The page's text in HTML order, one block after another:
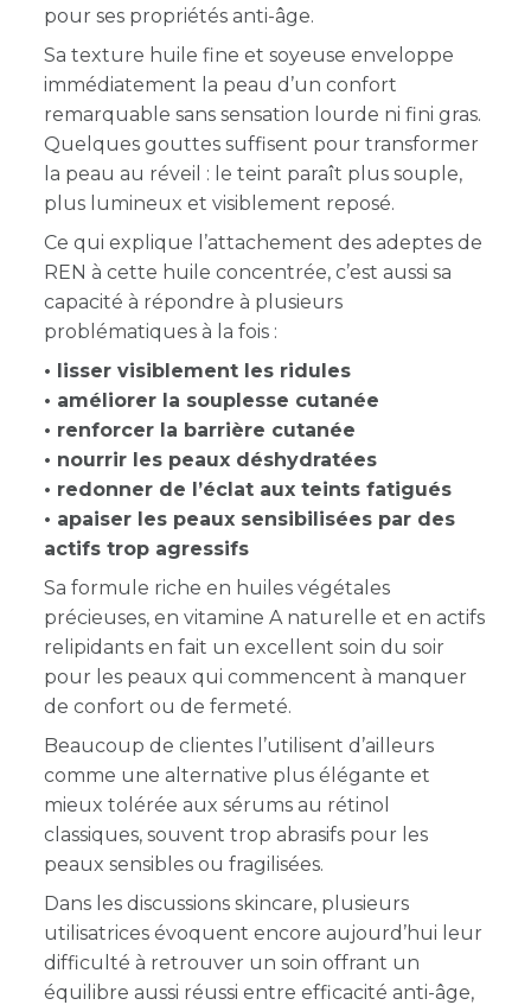
pour ses propriétés anti-âge.
Sa texture huile fine et soyeuse enveloppe
immédiatement la peau d’un confort
remarquable sans sensation lourde ni fini gras.
Quelques gouttes suffisent pour transformer
la peau au réveil : le teint paraît plus souple,
plus lumineux et visiblement reposé.
Ce qui explique l’attachement des adeptes de
REN à cette huile concentrée, c’est aussi sa
capacité à répondre à plusieurs
problématiques à la fois :
• lisser visiblement les ridules
• améliorer la souplesse cutanée
• renforcer la barrière cutanée
• nourrir les peaux déshydratées
• redonner de l’éclat aux teints fatigués
• apaiser les peaux sensibilisées par des
actifs trop agressifs
Sa formule riche en huiles végétales
précieuses, en vitamine A naturelle et en actifs
relipidants en fait un excellent soin du soir
pour les peaux qui commencent à manquer
de confort ou de fermeté.
Beaucoup de clientes l’utilisent d’ailleurs
comme une alternative plus élégante et
mieux tolérée aux sérums au rétinol
classiques, souvent trop abrasifs pour les
peaux sensibles ou fragilisées.
Dans les discussions skincare, plusieurs
utilisatrices évoquent encore aujourd’hui leur
difficulté à retrouver un soin offrant un
équilibre aussi réussi entre efficacité anti-âge,